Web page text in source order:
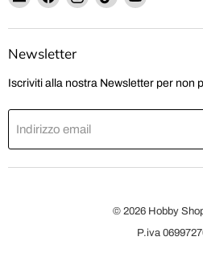
Hobby
Shop
Solution
FacebookInstagram
TikTokYouTube
Newsletter
Iscriviti alla nostra Newsletter per non
Indirizzo email
© 2026 Hobby
P.iva